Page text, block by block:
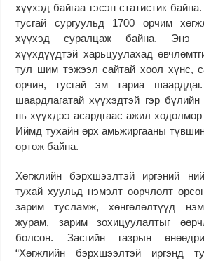
хүүхэд байгаа гэсэн статистик
тусгай сургуульд 1700 орчим
хүүхэд суралцаж байна. Энэ
хүүхдүүдтэй харьцуулахад
тул шим тэжээл сайтай хоол хүнс,
орчин, тусгай эм тариа
шаардлагатай хүүхэдтэй гэр
нь хүүхдээ асардгаас ажил
Иймд тухайн өрх амьжиргааны
өртөж байна.
Хөгжлийн бэрхшээлтэй иргэний
тухай хуульд нэмэлт өөрчлөлт
зарим тусламж, хөнгөлөлтүүд
журам, зарим зохицуулалтыг
болсон. Засгийн газрын
“Хөгжлийн бэрхшээлтэй иргэнд